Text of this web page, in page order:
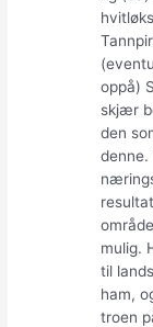
oppå)
skjær
den
denne.
mulig.
til
ham,
troen